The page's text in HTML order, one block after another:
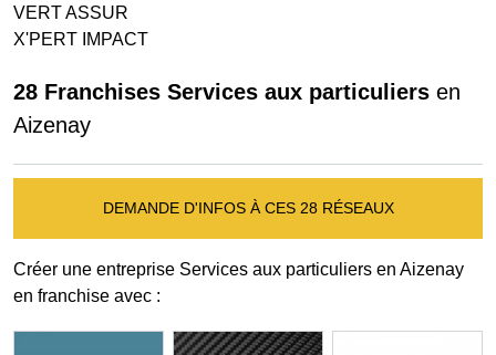
VERT ASSUR
X'PERT IMPACT
28 Franchises Services aux particuliers en
Aizenay
DEMANDE D'INFOS À CES 28 RÉSEAUX
Créer une entreprise Services aux particuliers en Aizenay
en franchise avec :